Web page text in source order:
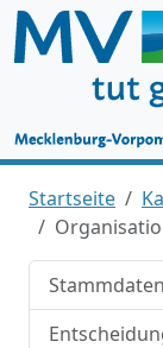
Startseite